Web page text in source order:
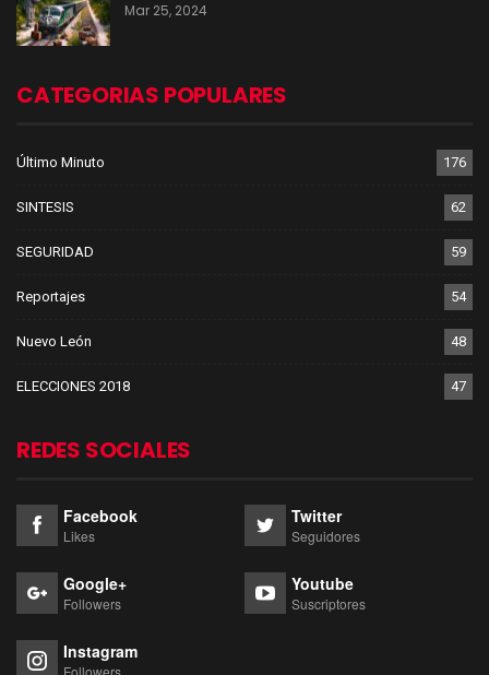
Mar 25, 2024
CATEGORIAS POPULARES
Último Minuto 176
SINTESIS 62
SEGURIDAD 59
Reportajes 54
Nuevo León 48
ELECCIONES 2018 47
REDES SOCIALES
Facebook
Likes
Twitter
Seguidores
Google+
Followers
Youtube
Suscriptores
Instagram
Followers